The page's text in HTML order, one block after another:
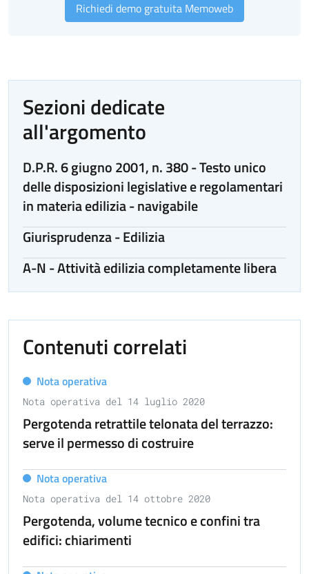
Richiedi demo gratuita Memoweb
Sezioni dedicate
all'argomento
D.P.R. 6 giugno 2001, n. 380 - Testo unico
delle disposizioni legislative e regolamentari
in materia edilizia - navigabile
Giurisprudenza - Edilizia
A-N - Attività edilizia completamente libera
Contenuti correlati
Nota operativa
Nota operativa del 14 luglio 2020
Pergotenda retrattile telonata del terrazzo:
serve il permesso di costruire
Nota operativa
Nota operativa del 14 ottobre 2020
Pergotenda, volume tecnico e confini tra
edifici: chiarimenti